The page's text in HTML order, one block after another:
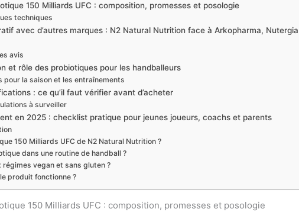
150 Milliards UFC : composition, promesses et posologie
techniques
avec d’autres marques : N2 Natural Nutrition face à Arkopharma, Nutergia
avis
et rôle des probiotiques pour les handballeurs
pour la saison et les entraînements
: ce qu’il faut vérifier avant d’acheter
à surveiller
en 2025 : checklist pratique pour jeunes joueurs, coachs et parents
150 Milliards UFC de N2 Natural Nutrition ?
dans une routine de handball ?
vegan et sans gluten ?
produit fonctionne ?
150 Milliards UFC : composition, promesses et posologie